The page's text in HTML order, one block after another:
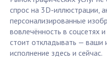
спрос на 3D-иллюстрации,
персонализированные
вовлечённость в соцсетях
стоит откладывать — ваши
исполнение здесь и сейчас.